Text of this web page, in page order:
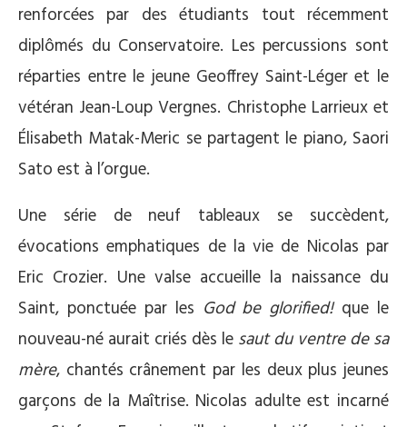
renforcées par des étudiants tout récemment
diplômés du Conservatoire. Les percussions sont
réparties entre le jeune Geoffrey Saint-Léger et le
vétéran Jean-Loup Vergnes. Christophe Larrieux et
Élisabeth Matak-Meric se partagent le piano, Saori
Sato est à l’orgue.
Une série de neuf tableaux se succèdent,
évocations emphatiques de la vie de Nicolas par
Eric Crozier. Une valse accueille la naissance du
Saint, ponctuée par les God be glorified!que le
nouveau-né aurait criés dès le saut du ventre de sa
mère, chantés crânement par les deux plus jeunes
garçons de la Maîtrise. Nicolas adulte est incarné